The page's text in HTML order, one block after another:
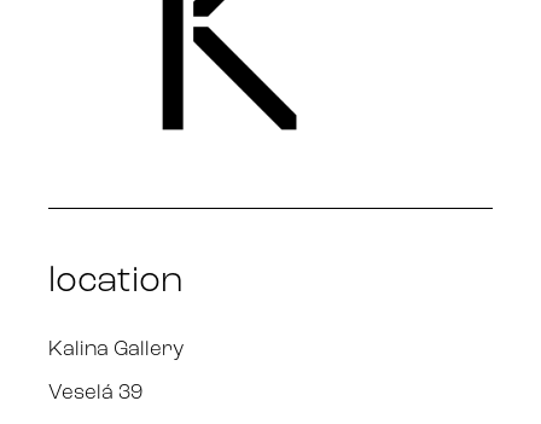
location
Kalina Gallery
Veselá 39